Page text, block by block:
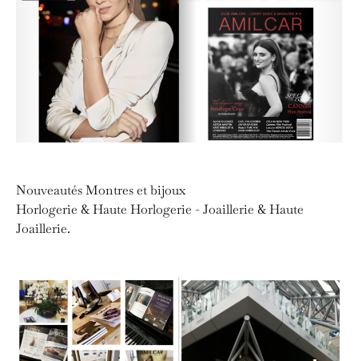
Nouveautés Montres et bijoux
Horlogerie & Haute Horlogerie - Joaillerie & Haute
Joaillerie.